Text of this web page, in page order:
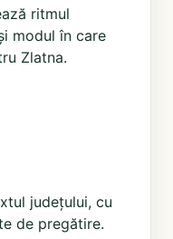
ritmul
modul în care
Zlatna.
județului, cu
de pregătire.